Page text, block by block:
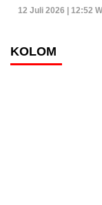
12 Juli 2026 | 12:52
KOLOM